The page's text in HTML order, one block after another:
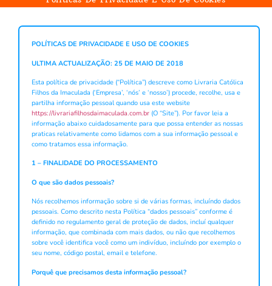
POLÍTICAS DE PRIVACIDADE E USO DE COOKIES
ULTIMA ACTUALIZAÇÃO: 25 DE MAIO DE 2018
Esta política de privacidade (“Política”) descreve como Livraria Católica
Filhos da Imaculada (‘Empresa’, ‘nós’ e ‘nosso’) procede, recolhe, usa e
partilha informação pessoal quando usa este website
https://livrariafilhosdaimaculada.com.br (O “Site”). Por favor leia a
informação abaixo cuidadosamente para que possa entender as nossas
praticas relativamente como lidamos com a sua informação pessoal e
como tratamos essa informação.
1 – FINALIDADE DO PROCESSAMENTO
O que são dados pessoais?
Nós recolhemos informação sobre si de várias formas, incluíndo dados
pessoais. Como descrito nesta Política “dados pessoais” conforme é
definido no regulamento geral de proteção de dados, incluí qualquer
informação, que combinada com mais dados, ou não que recolhemos
sobre você identifica você como um indivíduo, incluíndo por exemplo o
seu nome, código postal, email e telefone.
Porquê que precisamos desta informação pessoal?